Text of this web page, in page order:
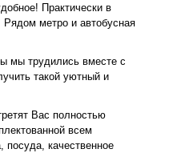
Практически в
метро и автобусная
мы трудились вместе с
такой уютный и
Вас полностью
всем
посуда, качественное